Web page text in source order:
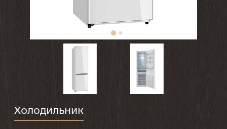
Холодильник